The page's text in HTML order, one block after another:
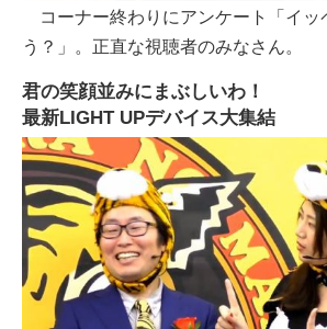
コーナー終わりにアンケート「イッ
う？」。正直な視聴者のみなさん。
君の笑顔並みにまぶしいわ！
最新LIGHT UPデバイス大集結